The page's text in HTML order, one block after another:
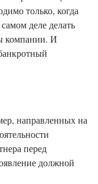
только, когда
деле делать
компании. И
направленных на
перед
должной